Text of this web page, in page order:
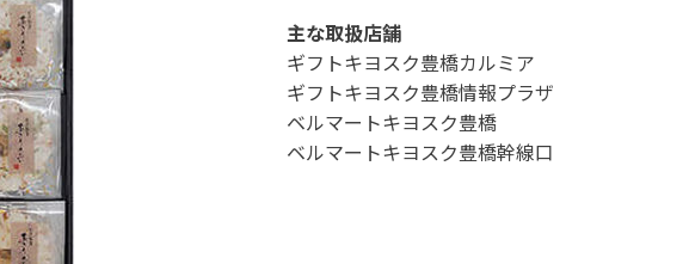
主な取扱店舗
ギフトキヨスク豊橋カルミア
ギフトキヨスク豊橋情報プラザ
ベルマートキヨスク豊橋
ベルマートキヨスク豊橋幹線口